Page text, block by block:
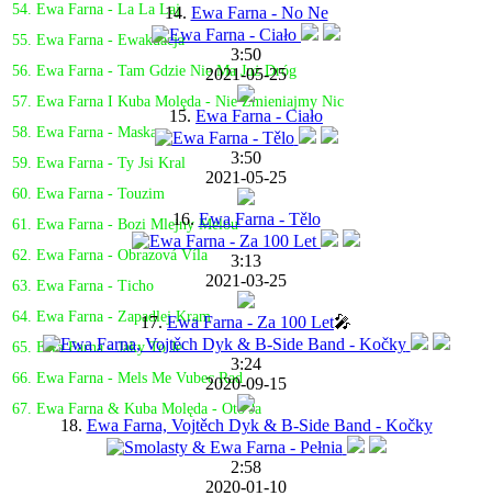
54. Ewa Farna - La La Laj
55. Ewa Farna - Ewakuacja
56. Ewa Farna - Tam Gdzie Nie Ma Już Dróg
57. Ewa Farna I Kuba Molęda - Nie Zmieniajmy Nic
58. Ewa Farna - Maska
59. Ewa Farna - Ty Jsi Kral
60. Ewa Farna - Touzim
61. Ewa Farna - Bozi Mlejny Melou
62. Ewa Farna - Obrazová Víla
63. Ewa Farna - Ticho
64. Ewa Farna - Zapadlej Kram
65. Ewa Farna - Jaky To Je
66. Ewa Farna - Mels Me Vubec Rad
67. Ewa Farna & Kuba Molęda - Oto Ja
14. Ewa Farna - No Ne
3:50
2021-05-25
15. Ewa Farna - Ciało
3:50
2021-05-25
16. Ewa Farna - Tělo
3:13
2021-03-25
17.Ewa Farna - Za 100 Let🎤
3:24
2020-09-15
18. Ewa Farna, Vojtěch Dyk & B-Side Band - Kočky
2:58
2020-01-10